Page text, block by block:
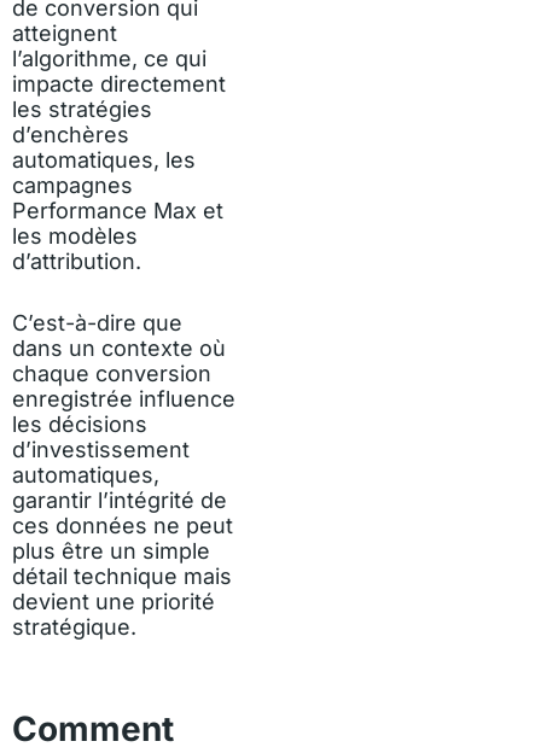
de conversion qui
atteignent
l’algorithme, ce qui
impacte directement
les stratégies
d’enchères
automatiques, les
campagnes
Performance Max et
les modèles
d’attribution.
C’est-à-dire que
dans un contexte où
chaque conversion
enregistrée influence
les décisions
d’investissement
automatiques,
garantir l’intégrité de
ces données ne peut
plus être un simple
détail technique mais
devient une priorité
stratégique.
Comment